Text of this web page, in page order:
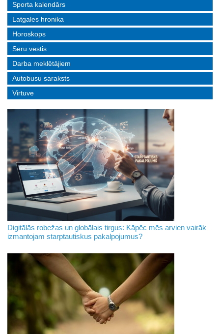
Sporta kalendārs
Latgales hronika
Horoskops
Sēru vēstis
Darba meklētājiem
Autobusu saraksts
Virtuve
Digitālās robežas un globālais tirgus: Kāpēc mēs arvien vairāk
izmantojam starptautiskus pakalpojumus?